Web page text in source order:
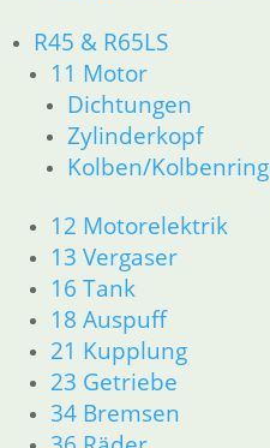
R45 & R65LS
11 Motor
Dichtungen
Zylinderkopf
Kolben/
12 Motorelektrik
13 Vergaser
16 Tank
18 Auspuff
21 Kupplung
23 Getriebe
34 Bremsen
Dichtungen
Zylinderkopf
Kolben/Kolbenringe
12 Motorelektrik
16 Tank
18 Auspuff
21 Kupplung
23 Getriebe
34 Bremsen
36 Räder
46 Rahmen & Verkleidung
51 Spiegel & Schlösser